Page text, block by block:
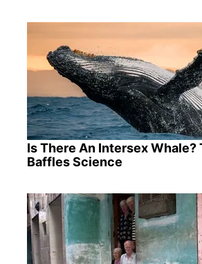
Is There An Intersex Whale?
Baffles Science